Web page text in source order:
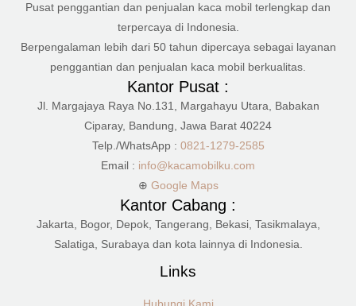
Pusat penggantian dan penjualan kaca mobil terlengkap dan
terpercaya di Indonesia.
Berpengalaman lebih dari 50 tahun dipercaya sebagai layanan
penggantian dan penjualan kaca mobil berkualitas.
Kantor Pusat :
Jl. Margajaya Raya No.131, Margahayu Utara, Babakan
Ciparay, Bandung, Jawa Barat 40224
Telp./WhatsApp : 0821-1279-2585
Email : info@kacamobilku.com
⊕ Google Maps
Kantor Cabang :
Jakarta, Bogor, Depok, Tangerang, Bekasi, Tasikmalaya,
Salatiga, Surabaya dan kota lainnya di Indonesia.
Links